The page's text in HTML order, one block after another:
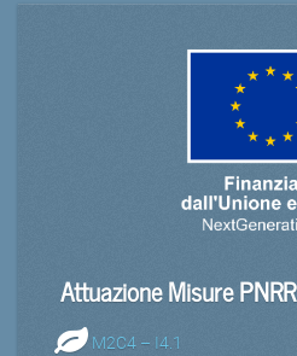
Attuazione Misure PNRR
M2C4 – I4.1